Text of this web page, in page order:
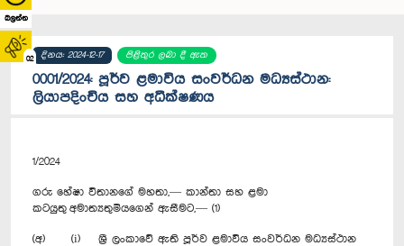
බලන්න
02 දිනය: 2024-12-17 පිළිතුර ලබා දී ඇත
0001/2024: පූර්ව ළමාවිය සංවර්ධන මධ්‍යස්ථාන:
ලියාපදිංචිය සහ අධීක්ෂණය
1/2024
ගරු හේෂා විතානගේ මහතා,— කාන්තා සහ ළමා
කටයුතු අමාත්‍යතුමියගෙන් ඇසීමට,— (1)
(අ) (i) ශ්‍රී ලංකාවේ ඇති පූර්ව ළමාවිය සංවර්ධන මධ්‍යස්ථාන